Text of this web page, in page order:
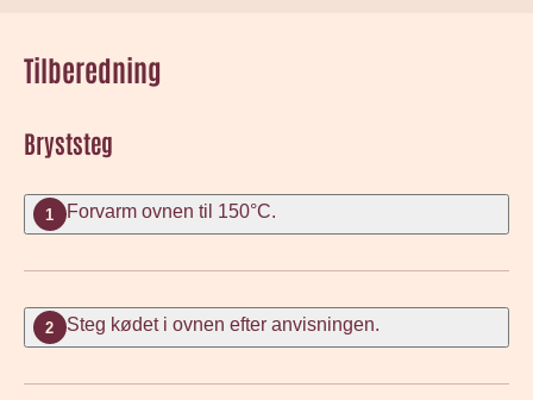
Tilberedning
Bryststeg
1 Forvarm ovnen til 150°C.
2 Steg kødet i ovnen efter anvisningen.